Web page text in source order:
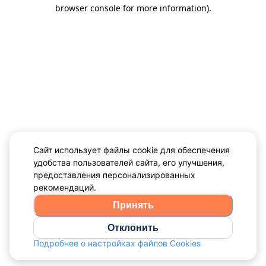
browser console for more information).
Сайт использует файлы cookie для обеспечения
удобства пользователей сайта, его улучшения,
предоставления персонализированных
рекомендаций.
Принять
Отклонить
Подробнее о настройках файлов Cookies